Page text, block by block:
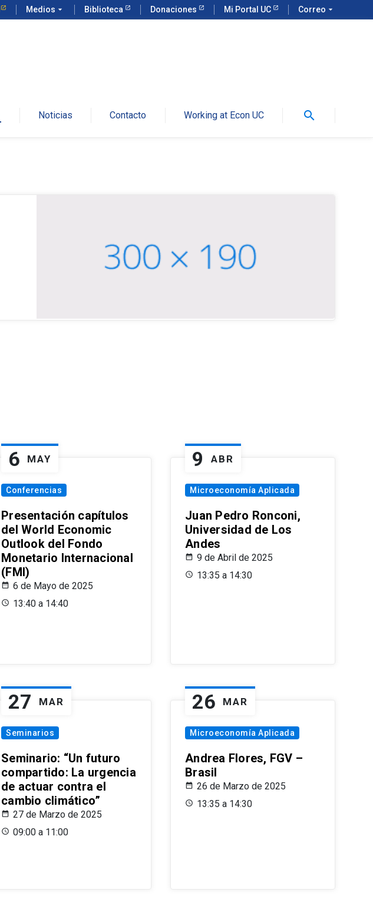
Medios arrow_drop_down Biblioteca Donaciones Mi Portal UC Correo arrow_drop_down
Noticias Contacto Working at Econ UC search
6 MAY
Conferencias
Presentación capítulos
del World Economic
Outlook del Fondo
Monetario Internacional
(FMI)
6 de Mayo de 2025
13:40 a 14:40
9 ABR
Microeconomía Aplicada
Juan Pedro Ronconi,
Universidad de Los
Andes
9 de Abril de 2025
13:35 a 14:30
27 MAR
Seminarios
Seminario: “Un futuro
compartido: La urgencia
de actuar contra el
cambio climático”
27 de Marzo de 2025
09:00 a 11:00
26 MAR
Microeconomía Aplicada
Andrea Flores, FGV –
Brasil
26 de Marzo de 2025
13:35 a 14:30